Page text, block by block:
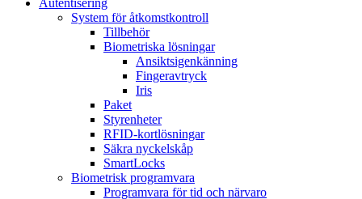
Autentisering
System för åtkomstkontroll
Tillbehör
Biometriska lösningar
Ansiktsigenkänning
Fingeravtryck
Iris
Paket
Styrenheter
RFID-kortlösningar
Säkra nyckelskåp
SmartLocks
Biometrisk programvara
Programvara för tid och närvaro